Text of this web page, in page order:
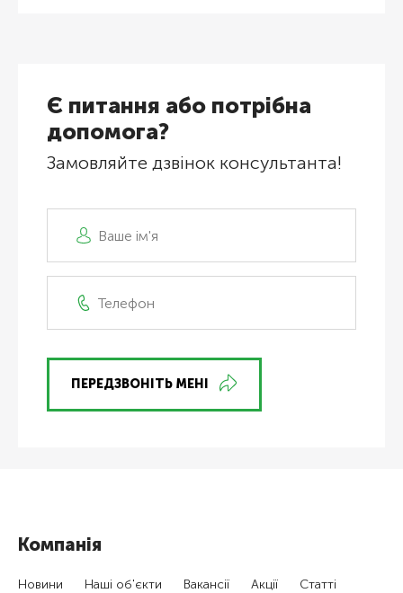
Є питання або потрібна
допомога?
Замовляйте дзвінок консультанта!
ПЕРЕДЗВОНІТЬ МЕНІ
Компанія
Новини Наші об'єкти Вакансії Акції Статті